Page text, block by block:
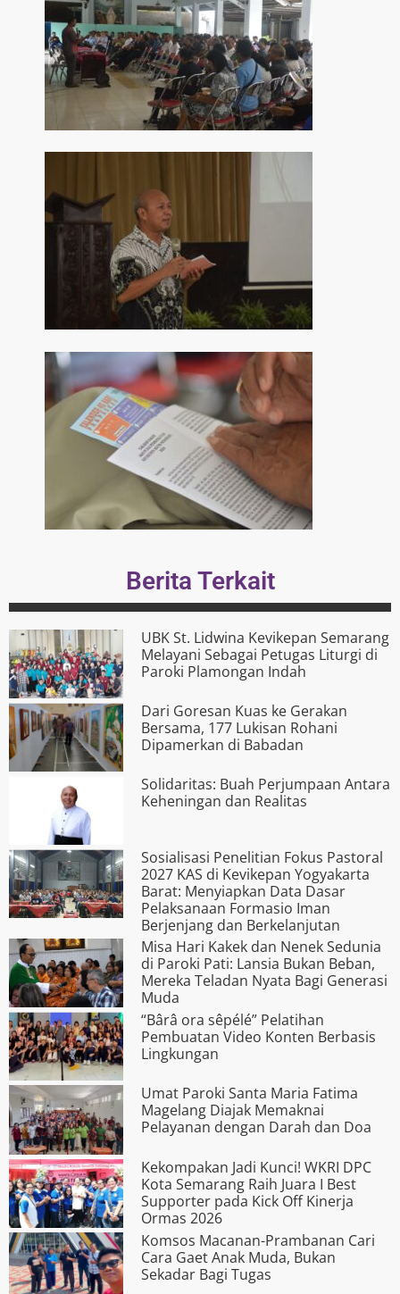
Berita Terkait
UBK St. Lidwina Kevikepan Semarang
Melayani Sebagai Petugas Liturgi di
Paroki Plamongan Indah
Dari Goresan Kuas ke Gerakan
Bersama, 177 Lukisan Rohani
Dipamerkan di Babadan
Solidaritas: Buah Perjumpaan Antara
Keheningan dan Realitas
Sosialisasi Penelitian Fokus Pastoral
2027 KAS di Kevikepan Yogyakarta
Barat: Menyiapkan Data Dasar
Pelaksanaan Formasio Iman
Berjenjang dan Berkelanjutan
Misa Hari Kakek dan Nenek Sedunia
di Paroki Pati: Lansia Bukan Beban,
Mereka Teladan Nyata Bagi Generasi
Muda
“Bârâ ora s­êpélé” Pelatihan
Pembuatan Video Konten Berbasis
Lingkungan
Umat Paroki Santa Maria Fatima
Magelang Diajak Memaknai
Pelayanan dengan Darah dan Doa
Kekompakan Jadi Kunci! WKRI DPC
Kota Semarang Raih Juara I Best
Supporter pada Kick Off Kinerja
Ormas 2026
Komsos Macanan-Prambanan Cari
Cara Gaet Anak Muda, Bukan
Sekadar Bagi Tugas